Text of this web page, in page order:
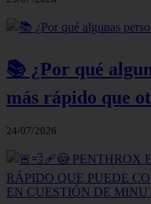
📚 ¿Por qué
más rápido que
24/07/2026